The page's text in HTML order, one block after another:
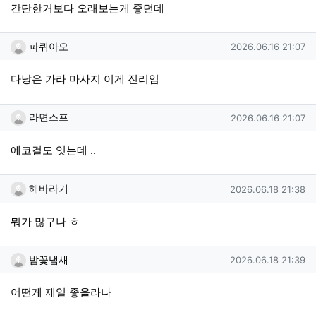
간단한거보다 오래보는게 좋던데
파퀴아오님의 댓글
파퀴아오 작성일
2026.06.16 21:07
다낭은 가라 마사지 이게 진리임
라면스프님의 댓글
라면스프 작성일
2026.06.16 21:07
에코걸도 잇는데 ..
해바라기님의 댓글
해바라기 작성일
2026.06.18 21:38
뭐가 많구나 ㅎ
밤꽃냄새님의 댓글
밤꽃냄새 작성일
2026.06.18 21:39
어떤게 제일 좋을라나